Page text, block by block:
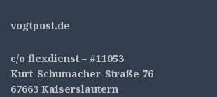
vogtpost.de
c/o flexdienst – #11053
Kurt-Schumacher-Straße 76
67663 Kaiserslautern